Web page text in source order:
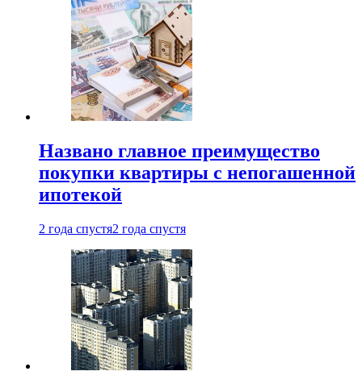
Названо главное преимущество
покупки квартиры с непогашенной
ипотекой
2 года спустя2 года спустя